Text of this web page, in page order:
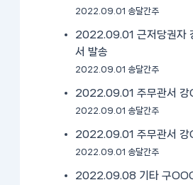
2022.09.01 송달간주
2022.09.01 근저당권자
서 발송
2022.09.01 송달간주
2022.09.01 주무관서 강
2022.09.01 송달간주
2022.09.01 주무관서 강
2022.09.01 송달간주
2022.09.08 기타 구